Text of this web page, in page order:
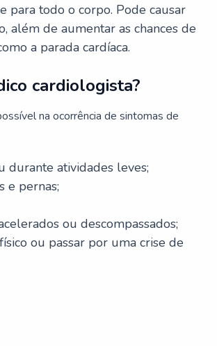
para todo o corpo. Pode causar
além de aumentar as chances de
a parada cardíaca.
cardiologista?
na ocorrência de sintomas de
durante atividades leves;
e pernas;
ou descompassados;
ou passar por uma crise de